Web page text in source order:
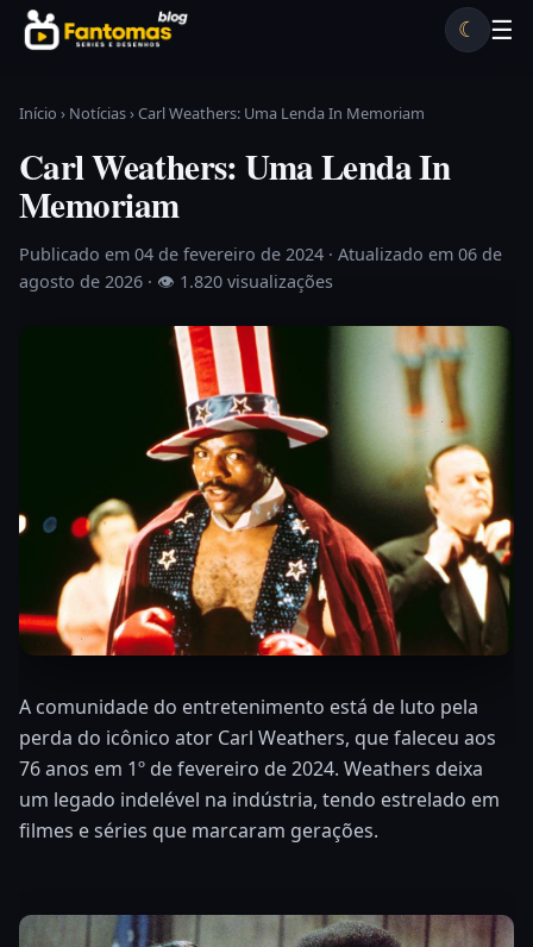
Pular para o conteúdo
☰
☾
Início › Notícias›Carl Weathers: Uma Lenda In Memoriam
Carl Weathers: Uma Lenda In
Memoriam
Publicado em 04 de fevereiro de 2024 · Atualizado em 06 de
agosto de 2026 · 👁 1.820 visualizações
A comunidade do entretenimento está de luto pela
perda do icônico ator Carl Weathers, que faleceu aos
76 anos em 1º de fevereiro de 2024. Weathers deixa
um legado indelével na indústria, tendo estrelado em
filmes e séries que marcaram gerações.